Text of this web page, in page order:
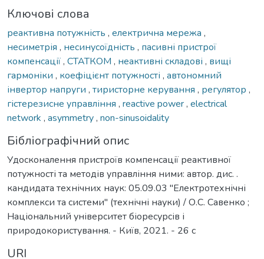
Ключові слова
реактивна потужність , електрична мережа ,
несиметрія , несинусоїдність , пасивні пристрої
компенсації, СТАТКОМ , неактивні складові , вищі
гармоніки , коефіцієнт потужності , автономний
інвертор напруги , тиристорне керування , регулятор ,
гістерезисне управління , reactive power, electrical
network , asymmetry, non-sinusoidality
Бібліографічний опис
Удосконалення пристроїв компенсації реактивної
потужності та методів управління ними: автор. дис. .
кандидата технічних наук: 05.09.03 "Електротехнічні
комплекси та системи" (технічні науки) / О.С. Савенко ;
Національний університет біоресурсів і
природокористування. - Київ, 2021. - 26 с
URI